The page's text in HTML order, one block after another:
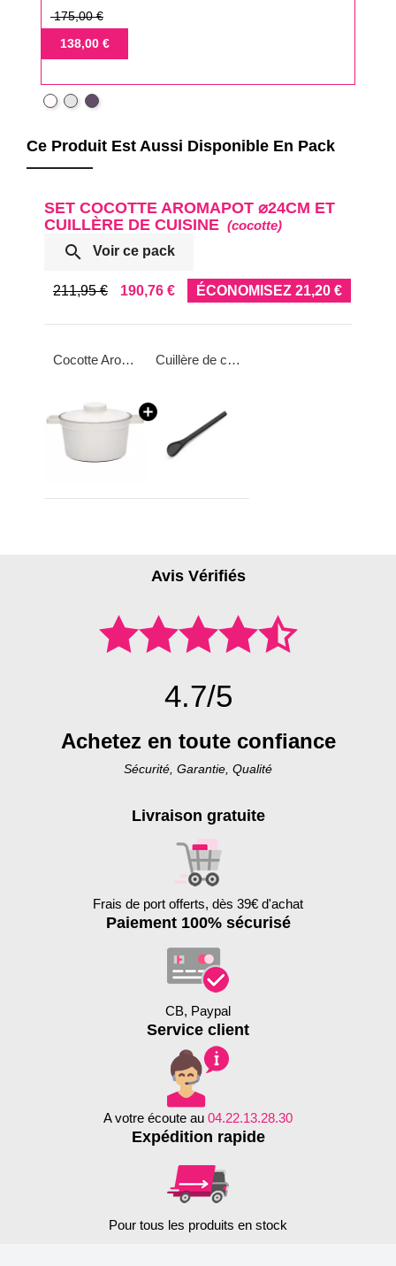
Prix
base
175,00 €
Prix138,00 €
BlancGrisNoir
Ce Produit Est Aussi Disponible En Pack
SET COCOTTE AROMAPOT ⌀24CM ET
CUILLÈRE DE CUISINE (cocotte)
 Voir ce pack
211,95 € 190,76 € ÉCONOMISEZ 21,20 €
Cocotte Aromapot en émail Ø 24 cm Cuillère de cuisine Duracore 31,5cm
Avis Vérifiés
4.7/5
Achetez en toute confiance
Sécurité, Garantie, Qualité
Livraison gratuite
Frais de port offerts, dès 39€ d'achat
Paiement 100% sécurisé
CB, Paypal
Service client
A votre écoute au 04.22.13.28.30
Expédition rapide
Pour tous les produits en stock